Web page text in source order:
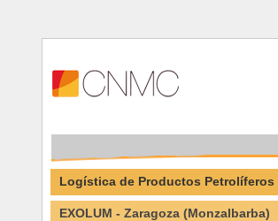
Logística de Productos Petrolíferos
EXOLUM - Zaragoza (Monzalbarba)